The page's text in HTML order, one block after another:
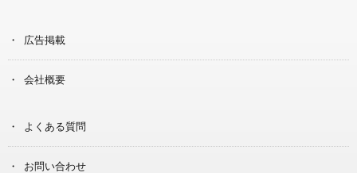
広告掲載
会社概要
よくある質問
お問い合わせ